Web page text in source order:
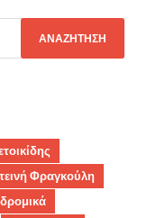
Φραγκούλη